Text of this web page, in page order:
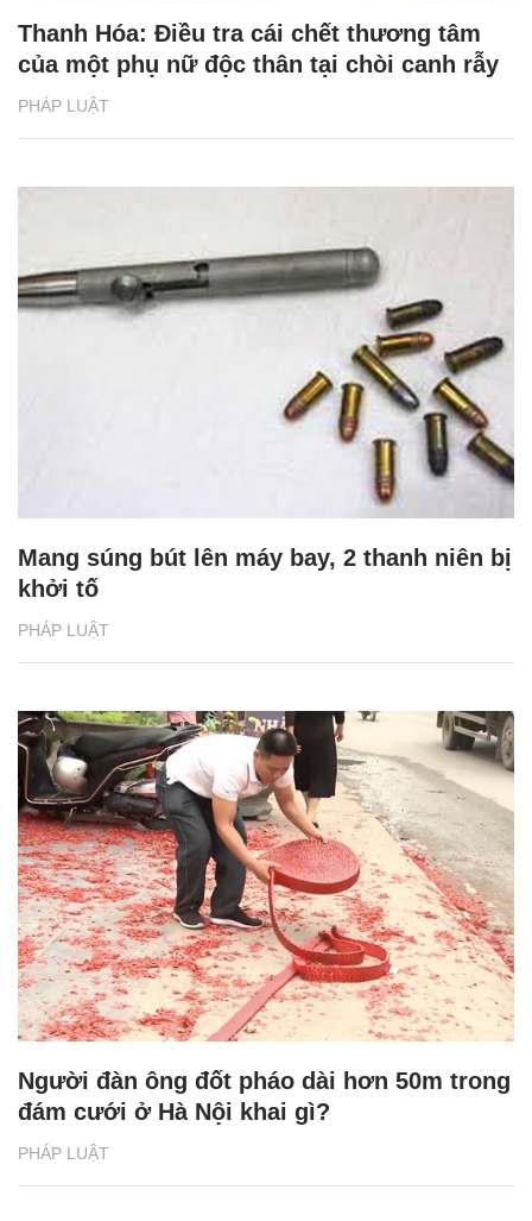
PHÁP LUẬT
Thanh Hóa: Điều tra cái chết thương tâm
của một phụ nữ độc thân tại chòi canh rẫy
PHÁP LUẬT
Mang súng bút lên máy bay, 2 thanh niên bị
khởi tố
PHÁP LUẬT
Người đàn ông đốt pháo dài hơn 50m trong
đám cưới ở Hà Nội khai gì?